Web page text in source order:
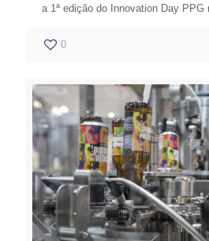
a 1ª edição do Innovation Day PPG
0